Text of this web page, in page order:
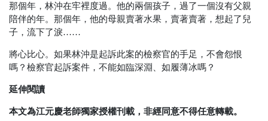
那個年，林沖在牢裡度過。他的兩個孩子，過了一個沒有父親
陪伴的年。那個年，他的母親賣著水果，賣著賣著，想起了兒
子，流下了淚……
將心比心。如果林沖是起訴此案的檢察官的手足，不會怨恨
嗎？檢察官起訴案件，不能如臨深淵、如履薄冰嗎？
延伸閱讀
本文為江元慶老師獨家授權刊載，非經同意不得任意轉載。